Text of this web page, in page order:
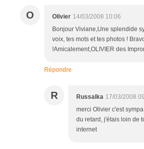
O Olivier 14/03/2008 10:06
Bonjour Viviane,Une splendide
voix, tes mots et tes photos !
!Amicalement,OLIVIER des
Répondre
R Russalka 17/03/2008
merci Olivier c'est
du retard, j'étais loin de
internet